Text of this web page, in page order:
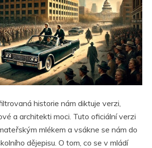
historie nám diktuje verzi,
a architekti moci. Tuto oficiální verzi
mlékem a vsákne se nám do
dějepisu. O tom, co se v mládí